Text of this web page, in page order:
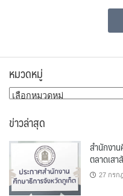
หมวดหมู่
หมวด
ข่าวล่าสุด
สำนักงา
ตลาดเส
27 กรก